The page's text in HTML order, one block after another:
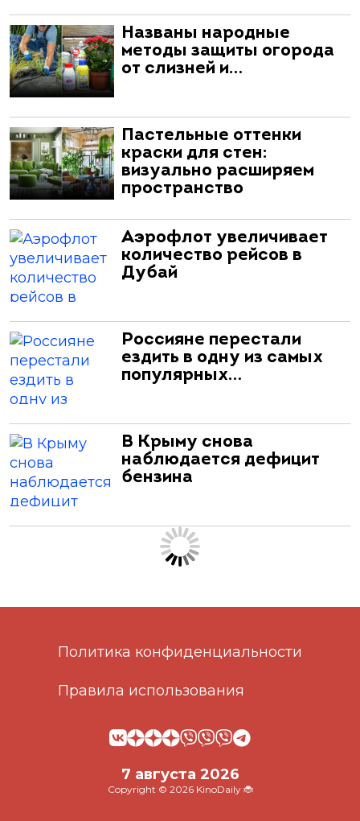
Названы народные
методы защиты огорода
от слизней и…
Пастельные оттенки
краски для стен:
визуально расширяем
пространство
Аэрофлот увеличивает
количество рейсов в
Дубай
Россияне перестали
ездить в одну из самых
популярных…
В Крыму снова
наблюдается дефицит
бензина
Политика конфиденциальности
Правила использования
7 августа 2026
Copyright © 2026 KinoDaily 🐞